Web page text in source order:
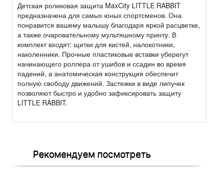
Детская роликовая защита MaxCity LITTLE RABBIT
предназначена для самых юных спортсменов. Она
понравится вашему малышу благодаря яркой расцветке,
а также очаровательному мультяшному принту. В
комплект входят: щитки для кистей, налокотники,
наколенники. Прочные пластиковые вставки уберегут
начинающего роллера от ушибов и ссадин во время
падений, а анатомическая конструкция обеспечит
полную свободу движений. Застежки в виде липучек
позволяют быстро и удобно зафиксировать защиту
LITTLE RABBIT.
Рекомендуем посмотреть